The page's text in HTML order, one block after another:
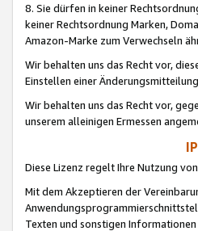
8. Sie dürfen in keiner
keiner Rechtsordnung Marken,
Amazon-Marke zum Verwechseln
Wir behalten uns das Recht vor,
Einstellen einer
Wir behalten uns das Recht vor,
unserem alleinigen Ermessen
Diese Lizenz regelt Ihre Nutzung
Mit dem Akzeptieren der
Texten und sonstigen